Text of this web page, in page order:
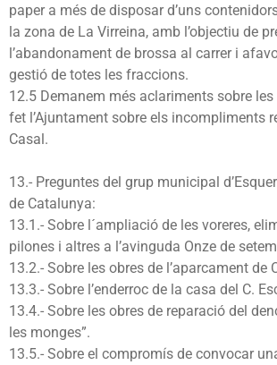
paper a més de disposar d’uns
la zona de La Virreina, amb l’objectiu de
l’abandonament de brossa al carrer i
gestió de totes les fraccions.
12.5 Demanem més aclariments sobre
fet l’Ajuntament sobre els incompliments
Casal.
13.- Preguntes del grup municipal
de Catalunya:
13.1.- Sobre l´ampliació de les voreres,
pilones i altres a l’avinguda Onze de
13.2.- Sobre les obres de l’aparcament de
13.3.- Sobre l’enderroc de la casa del C.
13.4.- Sobre les obres de reparació del
les monges”.
13.5.- Sobre el compromís de convocar